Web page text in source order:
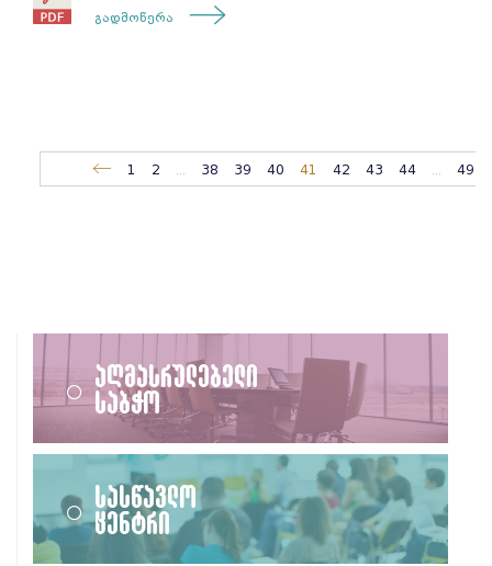
გადმოწერა
1 2 38 39 40 41 42 43 44 49
აღმასრულებელი
საბჭო
სასწავლო
ცენტრი